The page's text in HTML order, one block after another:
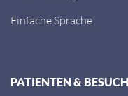
Einfache Sprache
PATIENTEN &